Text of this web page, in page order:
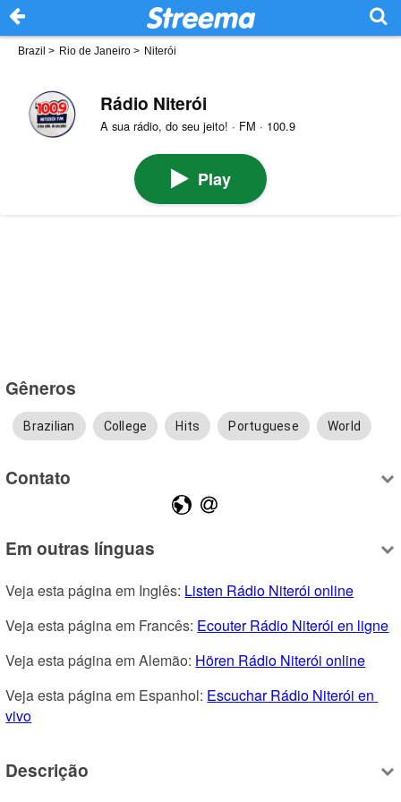
Brazil > Rio de Janeiro > Niterói
Rádio Niterói
A sua rádio, do seu jeito! · FM · 100.9
Play
Gêneros
Brazilian College Hits Portuguese World
Contato
Em outras línguas
Veja esta página em Inglês: Listen Rádio Niterói online
Veja esta página em Francês: Ecouter Rádio Niterói en ligne
Veja esta página em Alemão: Hören Rádio Niterói online
Veja esta página em Espanhol: Escuchar Rádio Niterói en
vivo
Descrição